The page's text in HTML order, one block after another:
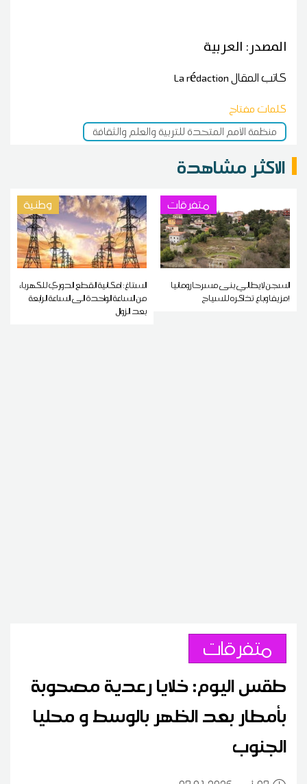
المصدر: العربية
كاتب المقالLa rédaction
كلمات مفتاح
منظمة الأمم المتحدة للتربية والعلم والثقافة
الاكثر مشاهدة
متفرقات
السجن لإيطالي بنى مسرحا رومانيا
مزيفا وباع تذاكره للسياح!
وطنية
الستاغ: إمكانية القطع الدوري للكهرباء
من الساعة الواحدة الى الساعة الرابعة
بعد الزوال
متفرقات
طقس اليوم: خلايا رعدية مصحوبة
بأمطار بعد الظهر بالوسط و محليا
الجنوب